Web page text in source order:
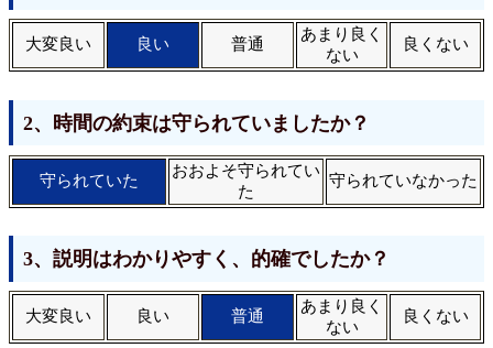
大変良い 良い 普通
あまり良く
ない
良くない
2、時間の約束は守られていましたか？
守られていた
おおよそ守られてい
た
守られていなかった
3、説明はわかりやすく、的確でしたか？
大変良い 良い 普通
あまり良く
ない
良くない